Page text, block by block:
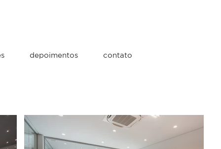
depoimentos contato